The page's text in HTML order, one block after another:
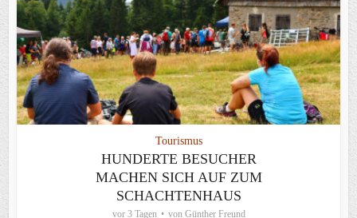
Tourismus
HUNDERTE BESUCHER
MACHEN SICH AUF ZUM
SCHACHTENHAUS
vor 3 Tagen von Günther Freund